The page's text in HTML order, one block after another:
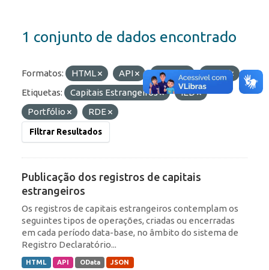
1 conjunto de dados encontrado
Formatos: HTML API OData
JSON
Etiquetas:
Capitais Estrangeiros
IED
Portfólio
RDE
Filtrar Resultados
Publicação dos registros de capitais
estrangeiros
Os registros de capitais estrangeiros contemplam os
seguintes tipos de operações, criadas ou encerradas
em cada período data-base, no âmbito do sistema de
Registro Declaratório...
HTML API OData JSON